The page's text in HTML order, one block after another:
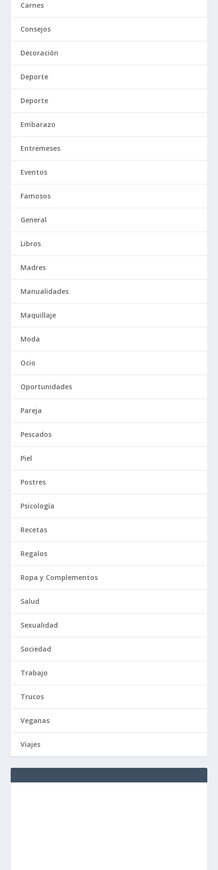
Carnes
Consejos
Decoración
Deporte
Deporte
Embarazo
Entremeses
Eventos
Famosos
General
Libros
Madres
Manualidades
Maquillaje
Moda
Ocio
Oportunidades
Pareja
Pescados
Piel
Postres
Psicología
Recetas
Regalos
Ropa y Complementos
Salud
Sexualidad
Sociedad
Trabajo
Trucos
Veganas
Viajes